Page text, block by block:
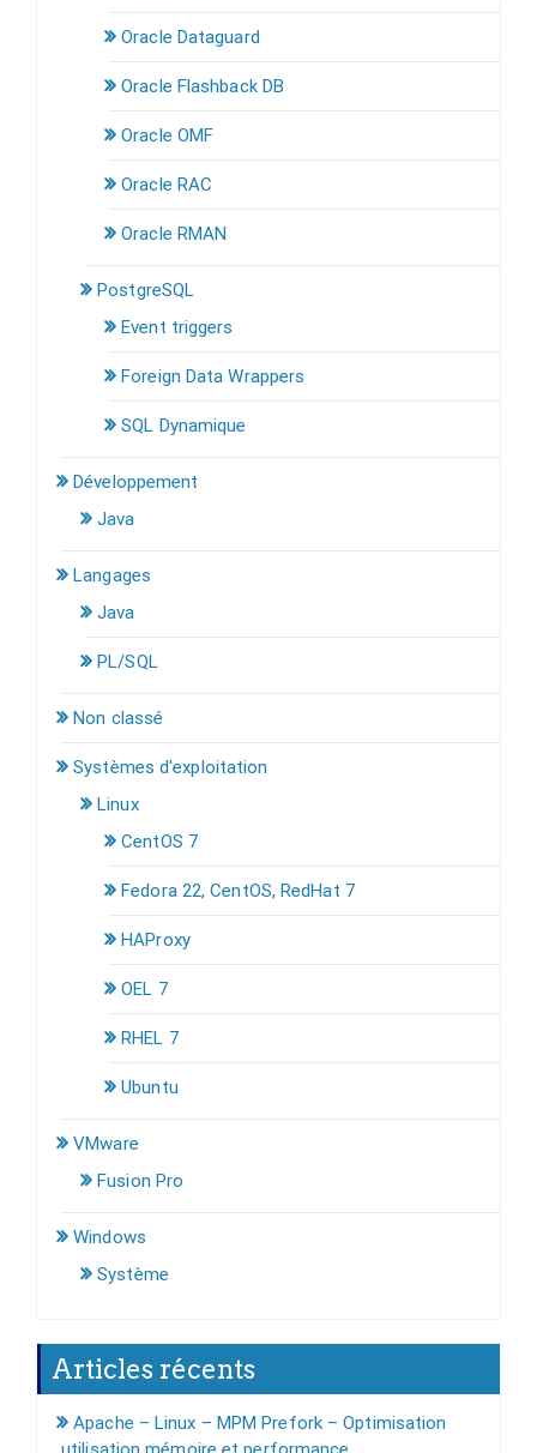
Oracle Dataguard
Oracle Flashback DB
Oracle OMF
Oracle RAC
Oracle RMAN
PostgreSQL
Event triggers
Foreign Data Wrappers
SQL Dynamique
Développement
Java
Langages
Java
PL/SQL
Non classé
Systèmes d'exploitation
Linux
CentOS 7
Fedora 22, CentOS, RedHat 7
HAProxy
OEL 7
RHEL 7
Ubuntu
VMware
Fusion Pro
Windows
Système
Articles récents
Apache – Linux – MPM Prefork – Optimisation